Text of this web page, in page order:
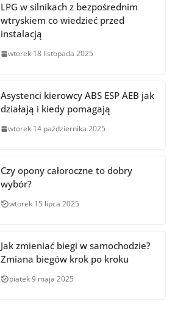
LPG w silnikach z bezpośrednim
wtryskiem co wiedzieć przed
instalacją
wtorek 18 listopada 2025
Asystenci kierowcy ABS ESP AEB jak
działają i kiedy pomagają
wtorek 14 października 2025
Czy opony całoroczne to dobry
wybór?
wtorek 15 lipca 2025
Jak zmieniać biegi w samochodzie?
Zmiana biegów krok po kroku
piątek 9 maja 2025